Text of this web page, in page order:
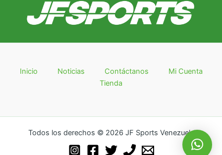
Inicio Noticias Contáctanos
Mi Cuenta
Tienda
Todos los derechos © 2026 JF Sports Venezuela